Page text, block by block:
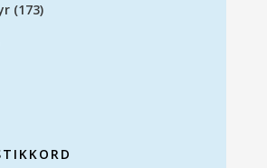
(173)